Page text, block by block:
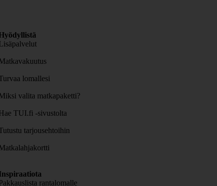
lomallesi
valita matkapaketti?
TUI.fi -sivustolta
tarjousehtoihin
rantalomalle